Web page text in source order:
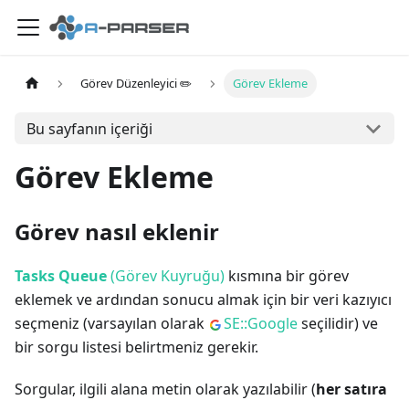
Görev Düzenleyici ✏️ Görev Ekleme
Bu sayfanın içeriği
Görev Ekleme
Görev nasıl eklenir
Tasks Queue(Görev Kuyruğu) kısmına bir görev
eklemek ve ardından sonucu almak için bir veri kazıyıcı
seçmeniz (varsayılan olarak
SE::Googleseçilidir) ve
bir sorgu listesi belirtmeniz gerekir.
Sorgular, ilgili alana metin olarak yazılabilir (her satıra